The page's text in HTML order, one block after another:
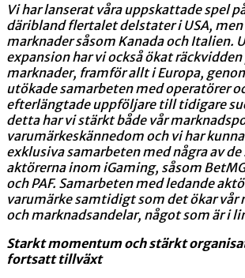
Vi har lanserat våra uppskattade spel
däribland flertalet delstater i USA,
marknader såsom Kanada och Italien.
expansion har vi också ökat
marknader, framför allt i Europa,
utökade samarbeten med operatörer
efterlängtade uppföljare till tidigare
detta har vi stärkt både vår
varumärkeskännedom och vi har
exklusiva samarbeten med några av
aktörerna inom iGaming, såsom
och PAF. Samarbeten med ledande
varumärke samtidigt som det ökar vår
och marknadsandelar, något som är i
Starkt momentum och stärkt
fortsatt tillväxt